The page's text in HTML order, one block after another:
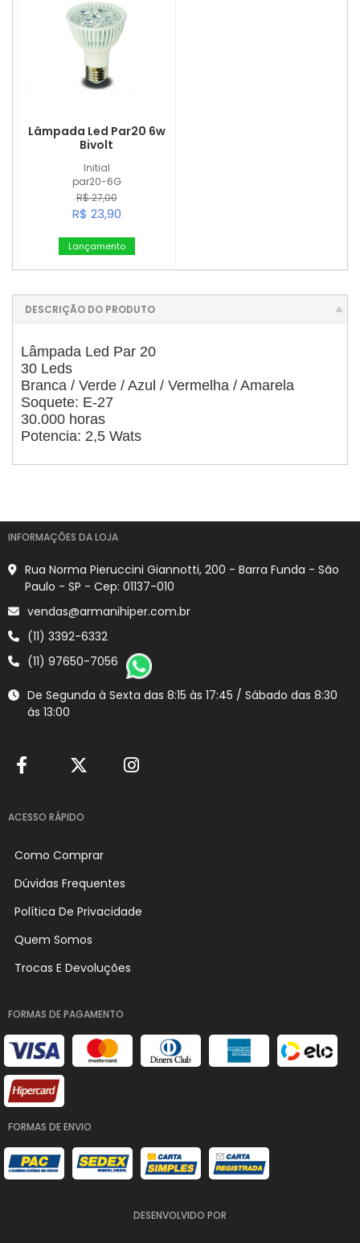
Initial
par20-6G
Lâmpada Led Par20 6w
Bivolt
R$ 27,00
R$ 23,90
Lançamento
DESCRIÇÃO DO PRODUTO
Lâmpada Led Par 20
30 Leds
Branca / Verde / Azul / Vermelha / Amarela
Soquete: E-27
30.000 horas
Potencia: 2,5 Wats
INFORMAÇÕES DA LOJA
Rua Norma Pieruccini Giannotti, 200 - Barra Funda - São
Paulo - SP - Cep: 01137-010
vendas@armanihiper.com.br
(11) 3392-6332
(11) 97650-7056
De Segunda à Sexta das 8:15 às 17:45 / Sábado das 8:30
ás 13:00
ACESSO RÁPIDO
Como Comprar
Dúvidas Frequentes
Política De Privacidade
Quem Somos
Trocas E Devoluções
FORMAS DE PAGAMENTO
FORMAS DE ENVIO
DESENVOLVIDO POR